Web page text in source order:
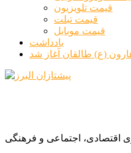
قیمت تلویزیون
قیمت تبلت
قیمت موبایل
یادداشت
(ع) طالقان آغاز شد
اقتصادی، اجتماعی و فرهنگی